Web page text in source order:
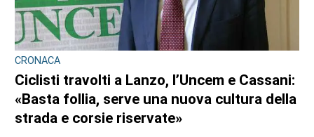
CRONACA
Ciclisti travolti a Lanzo, l’Uncem e Cassani:
«Basta follia, serve una nuova cultura della
strada e corsie riservate»